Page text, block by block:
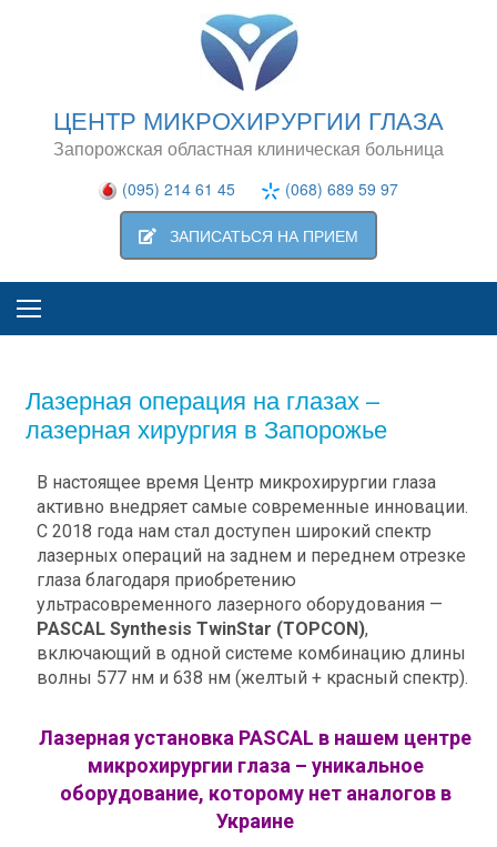
ЦЕНТР МИКРОХИРУРГИИ ГЛАЗА
Запорожская областная клиническая больница
(095) 214 61 45 (068) 689 59 97
ЗАПИСАТЬСЯ НА ПРИЕМ
Лазерная операция на глазах –
лазерная хирургия в Запорожье
В настоящее время Центр микрохирургии глаза
активно внедряет самые современные инновации.
С 2018 года нам стал доступен широкий спектр
лазерных операций на заднем и переднем отрезке
глаза благодаря приобретению
ультрасовременного лазерного оборудования —
PASCAL Synthesis TwinStar (TOPCON),
включающий в одной системе комбинацию длины
волны 577 нм и 638 нм (желтый + красный спектр).
Лазерная установка PASCAL в нашем центре
микрохирургии глаза – уникальное
оборудование, которому нет аналогов в
Украине